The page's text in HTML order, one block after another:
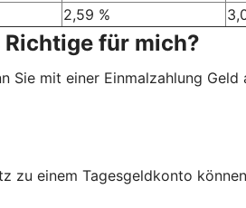
2,59 %
für mich?
Sie mit einer Einmalzahlung
zu einem Tagesgeldkonto